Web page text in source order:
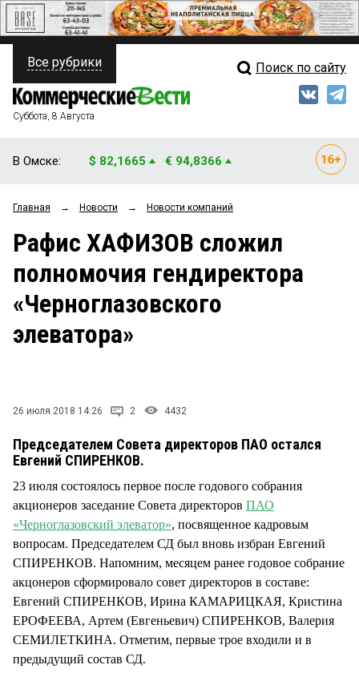
ПОЛИТИКА
ФИНАНСЫ
ОБЩЕСТВО
ЗАКОН
НОВОСТИ КОМПАНИЙ
Свежий выпуск
Мнения
Рейтинги
Блоги
Архив
Все рубрики Поиск по сайту
Суббота, 8 Августа
В Омске: $ 82,1665 € 94,8366
Главная → Новости → Новости компаний
Рафис ХАФИЗОВ сложил
полномочия гендиректора
«Черноглазовского
элеватора»
26 июля 2018 14:26 2 4432
Председателем Совета директоров ПАО остался
Евгений СПИРЕНКОВ.
23 июля состоялось первое после годового собрания
акционеров заседание Совета директоров ПАО
«Черноглазовский элеватор», посвященное кадровым
вопросам. Председателем СД был вновь избран Евгений
СПИРЕНКОВ. Напомним, месяцем ранее годовое собрание
акцонеров сформировало совет директоров в составе:
Евгений СПИРЕНКОВ, Ирина КАМАРИЦКАЯ, Кристина
ЕРОФЕЕВА, Артем (Евгеньевич) СПИРЕНКОВ, Валерия
СЕМИЛЕТКИНА. Отметим, первые трое входили и в
предыдущий состав СД.